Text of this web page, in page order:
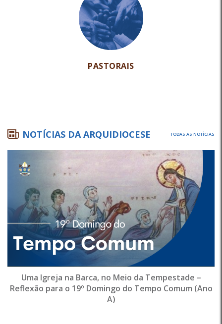
PASTORAIS
NOTÍCIAS DA ARQUIDIOCESE TODAS AS NOTÍCIAS
Uma Igreja na Barca, no Meio da Tempestade –
Reflexão para o 19º Domingo do Tempo Comum (Ano
A)